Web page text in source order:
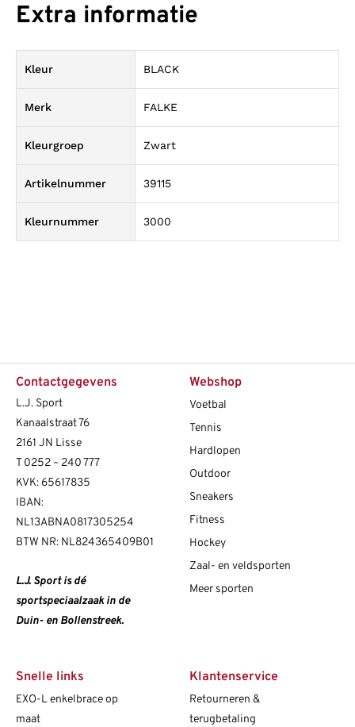
Extra informatie
Kleur BLACK
Merk FALKE
Kleurgroep Zwart
Artikelnummer 39115
Kleurnummer 3000
Contactgegevens
L.J. Sport
Kanaalstraat 76
2161 JN Lisse
T0252 – 240 777
KVK: 65617835
IBAN:
NL13ABNA0817305254
BTW NR: NL824365409B01
L.J. Sport is dé
sportspeciaalzaak in de
Duin- en Bollenstreek.
Webshop
Voetbal
Tennis
Hardlopen
Outdoor
Sneakers
Fitness
Hockey
Zaal- en veldsporten
Meer sporten
Snelle links
EXO-L enkelbrace op
maat
Klantenservice
Retourneren &
terugbetaling